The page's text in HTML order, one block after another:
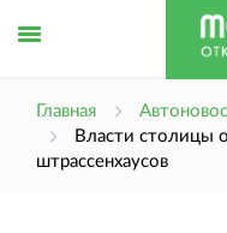
Главная
Власти столицы
штрассенхаусов